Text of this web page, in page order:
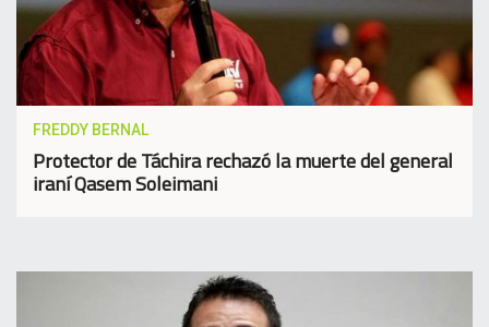
FREDDY BERNAL
Protector de Táchira rechazó la muerte del general
iraní Qasem Soleimani